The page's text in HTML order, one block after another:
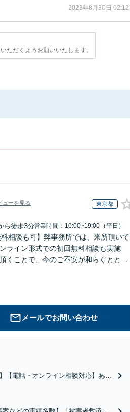
2023年8月30日 02:12
ただくようお願いいたします。
ューを見る 東京都
ら徒歩3分営業時間：10:00~19:00（平日）
料相談も可】弊事務所では、来所頂いて
ライン形式での初回無料相談も実施
くことで、今のご不安が和らぐととも
メールでお問い合わせ
【電話・オンライン相談対応】あな